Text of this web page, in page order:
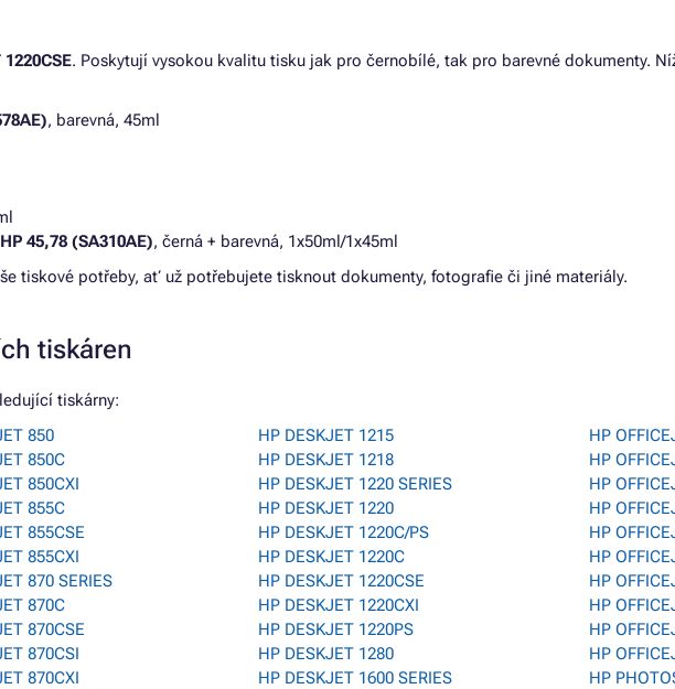
. Poskytují vysokou kvalitu tisku jak pro černobílé, tak pro barevné dokumenty.
, barevná, 45ml
45,78 (SA310AE), černá + barevná, 1x50ml/1x45ml
tiskové potřeby, ať už potřebujete tisknout dokumenty, fotografie či jiné materiály.
tiskáren
tiskárny:
850
850C
850CXI
855C
855CSE
855CXI
870 SERIES
870C
870CSE
870CSI
870CXI
HP DESKJET 1215
HP DESKJET 1218
HP DESKJET 1220 SERIES
HP DESKJET 1220
HP DESKJET 1220C/PS
HP DESKJET 1220C
HP DESKJET 1220CSE
HP DESKJET 1220CXI
HP DESKJET 1220PS
HP DESKJET 1280
HP DESKJET 1600 SERIES
HP
HP
HP
HP
HP
HP
HP
HP
HP
HP
HP